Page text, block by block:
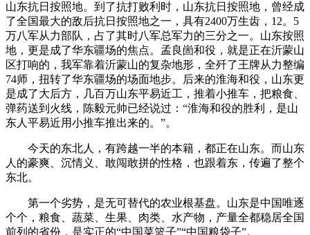
山东抗日按照地。到了抗打败利时，山东抗日按照地，曾经成
了全国最大的敌后抗日按照地之一，具有2400万生齿，12。5
万八军从力部队，占了其时八军总军力的三分之一。山东按照
地，更是成了华东疆场的焦点。孟良崮和役，就是正在沂蒙山
区打响的，我军靠着沂蒙山的复杂地形，全歼了王牌从力整编
74师，扭转了华东疆场的场面地步。后来的淮海和役，山东更
是成了大后方，几百万山东平易近工，推着小推车，把粮食、
弹药送到火线，陈毅元帅已经说过：“淮海和役的胜利，是山
东人平易近用小推车推出来的。”。
今天的东北人，有跨越一半的本籍，都正在山东。而山东
人的豪爽、沉情义、敢闯敢拼的性格，也跟着东，传遍了整个
东北。
第一个劣势，是无可替代的农业根基盘。山东是中国唯逐
个个，粮食、蔬菜、生果、肉类、水产物，产量全都稳居全国
前列的省份，是实正的“中国菜篮子”“中国粮袋子”。